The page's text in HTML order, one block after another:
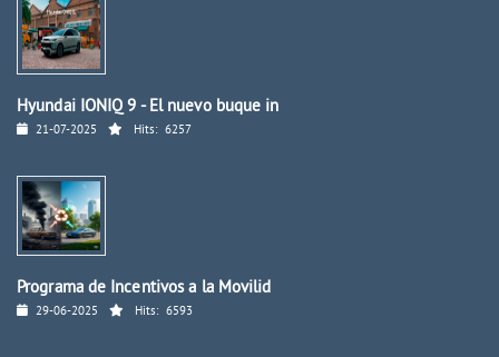
Hyundai IONIQ 9 - El nuevo buque in
21-07-2025 Hits: 6257
Programa de Incentivos a la Movilid
29-06-2025 Hits: 6593